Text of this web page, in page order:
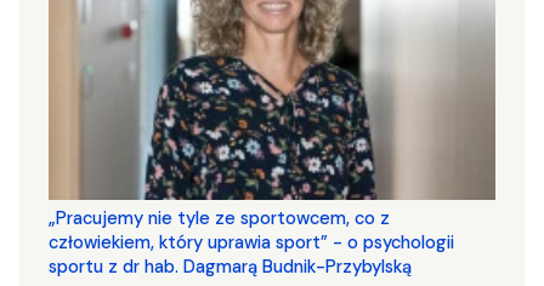
„Pracujemy nie tyle ze sportowcem, co z
człowiekiem, który uprawia sport” - o psychologii
sportu z dr hab. Dagmarą Budnik-Przybylską